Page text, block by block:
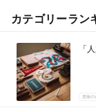
カテゴリーラン
「
意味の